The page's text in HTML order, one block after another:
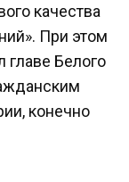
качества
При этом
главе Белого
конечно